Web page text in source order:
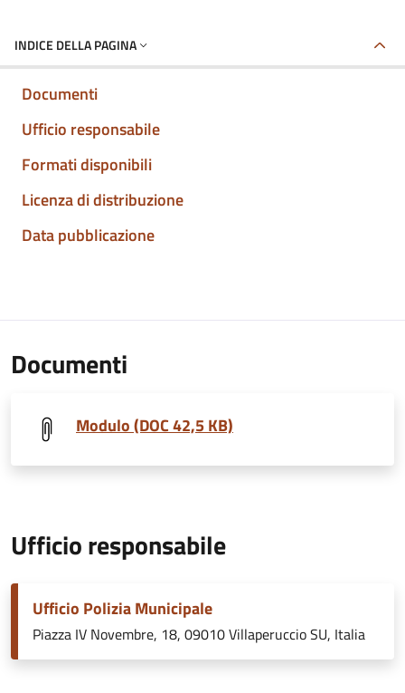
INDICE DELLA PAGINA
Documenti
Ufficio responsabile
Formati disponibili
Licenza di distribuzione
Data pubblicazione
Documenti
Modulo (DOC 42,5 KB)
Ufficio responsabile
Ufficio Polizia Municipale
Piazza IV Novembre, 18, 09010 Villaperuccio SU, Italia